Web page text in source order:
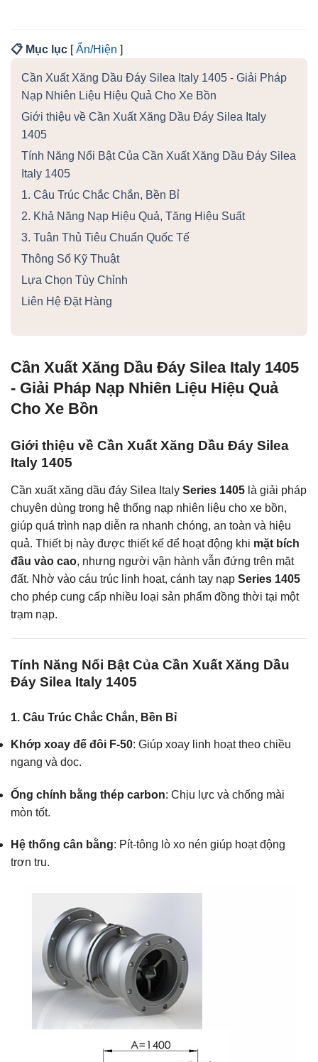
📋 Mục lục [Ẩn/Hiện ]
Cần Xuất Xăng Dầu Đáy Silea Italy 1405 - Giải Pháp
Nạp Nhiên Liệu Hiệu Quả Cho Xe Bồn
Giới thiệu về Cần Xuất Xăng Dầu Đáy Silea Italy
1405
Tính Năng Nổi Bật Của Cần Xuất Xăng Dầu Đáy Silea
Italy 1405
1. Câu Trúc Chắc Chắn, Bền Bỉ
2. Khả Năng Nạp Hiệu Quả, Tăng Hiệu Suất
3. Tuân Thủ Tiêu Chuẩn Quốc Tế
Thông Số Kỹ Thuật
Lựa Chọn Tùy Chỉnh
Liên Hệ Đặt Hàng
Cần Xuất Xăng Dầu Đáy Silea Italy 1405
- Giải Pháp Nạp Nhiên Liệu Hiệu Quả
Cho Xe Bồn
Giới thiệu về Cần Xuất Xăng Dầu Đáy Silea
Italy 1405
Cần xuất xăng dầu đáy Silea Italy Series 1405 là giải pháp
chuyên dùng trong hệ thống nạp nhiên liệu cho xe bồn,
giúp quá trình nạp diễn ra nhanh chóng, an toàn và hiệu
quả. Thiết bị này được thiết kế để hoạt động khi mặt bích
đầu vào cao, nhưng người vận hành vẫn đứng trên mặt
đất. Nhờ vào cáu trúc linh hoạt, cánh tay nạp Series 1405
cho phép cung cấp nhiều loại sản phẩm đồng thời tại một
trạm nạp.
Tính Năng Nổi Bật Của Cần Xuất Xăng Dầu
Đáy Silea Italy 1405
1. Câu Trúc Chắc Chắn, Bền Bỉ
Khớp xoay đế đôi F-50: Giúp xoay linh hoạt theo chiều
ngang và dọc.
Ống chính bằng thép carbon: Chịu lực và chống mài
mòn tốt.
Hệ thống cân bằng: Pít-tông lò xo nén giúp hoạt động
trơn tru.